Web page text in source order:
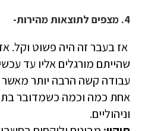
4. מצפים לתוצאות מהירות-
אז בעבר זה היה פשוט וקל.
שהייתם מורגלים אליו עד
עבודה קשה הרבה יותר
אחת כמה וכמה כשמדובר
וניהוליים.